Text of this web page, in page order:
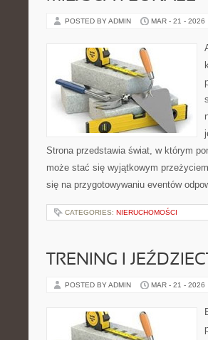
POSTED BY ADMIN MAR - 21 - 2026
Strona przedstawia świat, w którym
może stać się wyjątkowym
się na przygotowywaniu eventów
CATEGORIES: NIERUCHOMOŚCI
TRENING I
POSTED BY ADMIN MAR - 21 - 2026